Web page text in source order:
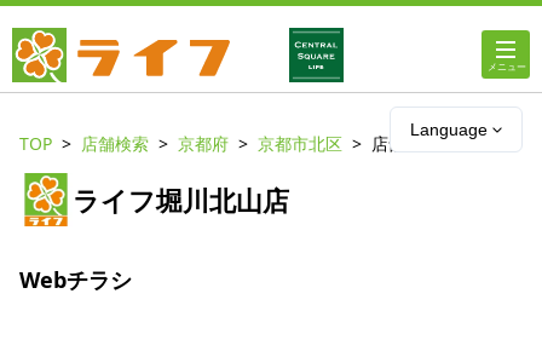
Language
店舗・チラシ情報
TOP 店舗検索 京都府 京都市北区 店舗詳細
ライフ堀川北山店
Webチラシ